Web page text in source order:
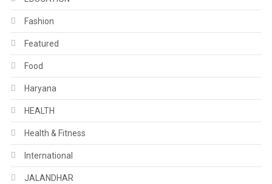
Fashion
Featured
Food
Haryana
HEALTH
Health & Fitness
International
JALANDHAR